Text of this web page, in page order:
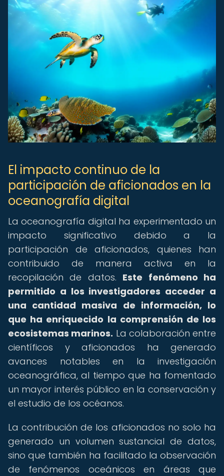
El impacto continuo de la
participación de aficionados en la
oceanografía digital
La oceanografía digital ha experimentado un
impacto significativo debido a la
participación de aficionados, quienes han
contribuido de manera activa en la
recopilación de datos. Este fenómeno ha
permitido a los investigadores acceder a
una cantidad masiva de información, lo
que ha enriquecido la comprensión de los
ecosistemas marinos. La colaboración entre
científicos y aficionados ha generado
avances notables en la investigación
oceanográfica, al tiempo que ha fomentado
un mayor interés público en la conservación y
el estudio de los océanos.
La contribución de los aficionados no solo ha
generado un volumen sustancial de datos,
sino que también ha facilitado la observación
de fenómenos oceánicos en áreas que